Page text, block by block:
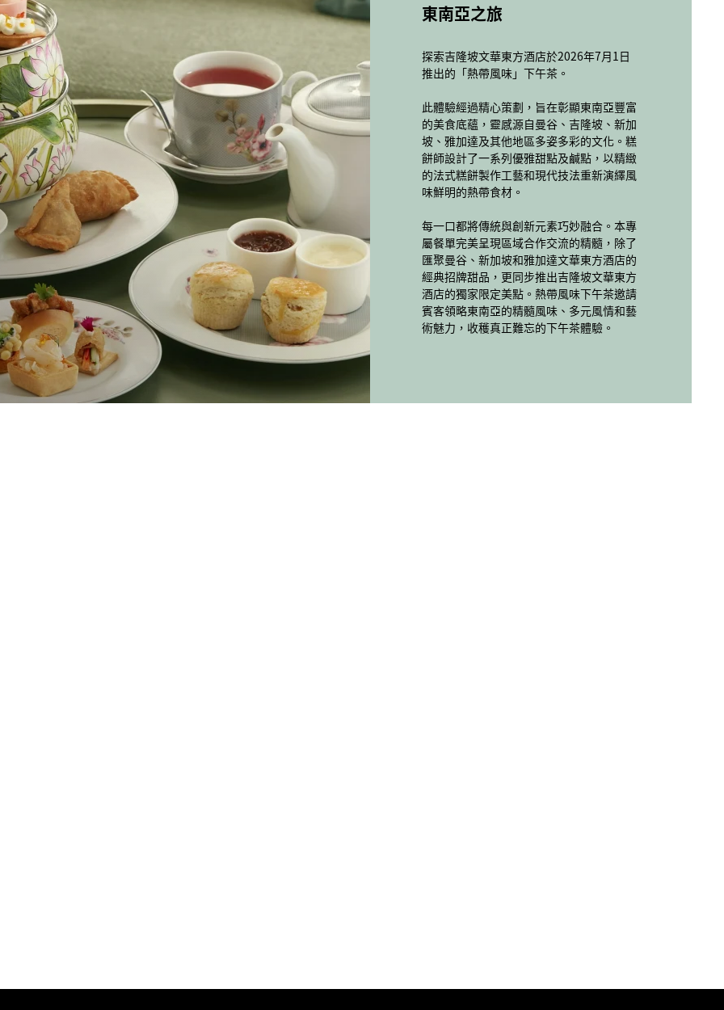
東南亞之旅
探索吉隆坡文華東方酒店於2026年7月1日
推出的「熱帶風味」下午茶。
此體驗經過精心策劃，旨在彰顯東南亞豐富
的美食底蘊，靈感源自曼谷、吉隆坡、新加
坡、雅加達及其他地區多姿多彩的文化。糕
餅師設計了一系列優雅甜點及鹹點，以精緻
的法式糕餅製作工藝和現代技法重新演繹風
味鮮明的熱帶食材。
每一口都將傳統與創新元素巧妙融合。本專
屬餐單完美呈現區域合作交流的精髓，除了
匯聚曼谷、新加坡和雅加達文華東方酒店的
經典招牌甜品，更同步推出吉隆坡文華東方
酒店的獨家限定美點。熱帶風味下午茶邀請
賓客領略東南亞的精髓風味、多元風情和藝
術魅力，收穫真正難忘的下午茶體驗。
經典熱門美食。
此系列的鹹點包括甜辣蛋黃醬脆皮雞，這道
美食以當地備受喜愛的炸雞為靈感，融合青
檸葉、辣椒和柔軟的奶油麵包，散發著宜人
香氣。
風味鮮明的泰式大蝦配柚子沙律包裹在精緻
撻皮中，巧妙平衡甜味、酸味和辣味，帶來
清新爽口的味覺享受。
西蘭花配甜乳酪及普迪瑪撒拉棒棒雞展現大
膽風味，突顯出香料的濃郁香氣，並擁有絲
滑和酥脆口感。
素食美點包括由脆爽蔬菜、豆腐皮和甜辣醬
製成的蔬菜豆腐卷，以及內餡為香辣薯仔和
椰子、外皮為金黃色酥皮的暖心蔬菜咖喱
牌甜點和以精緻手法詮釋的吉隆坡美食。
盡情享用曼谷文華東方酒店的香蕉法式千層
酥，感受香脆酥皮、香蕉吉士和焦糖香蕉的
細膩層疊，並品嚐新加坡文華東方酒店的菠
蘿法式酥餅，細味菠蘿和杏仁奶油交織而成
的經典熱帶風味。
賓客亦可享用雅加達文華東方酒店以斑蘭椰
絲卷為靈感設計的美味甜品，感受斑蘭可麗
餅、椰子和椰糖的巧妙融合。
更具本地特色的芒果斑蘭椰子蛋糕展現出馬
來西亞頂級Harumanis芒果的迷人風味，而
以金馬崙高原為靈感設計的士多啤梨白朱古
力慕斯則擁有清爽口感和宜人香氣。
這些甜品完美結合區域風味、匠心巧思和精